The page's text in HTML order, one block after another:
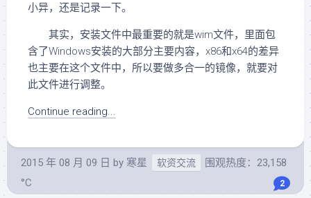
小异，还是记录一下。
其实，安装文件中最重要的就是wim文件，里面包
含了Windows安装的大部分主要内容，x86和x64的差异
也主要在这个文件中，所以要做多合一的镜像，就要对
此文件进行调整。
Continue reading...
2015 年 08 月 09 日 by 寒星 软资交流
围观热度：23,158
°C
2